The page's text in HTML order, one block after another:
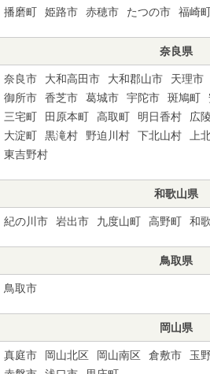
播磨町
姫路市 赤穂市 たつの市 福崎
奈良県
奈良市 大和高田市 大和郡山市 天理市
御所市
香芝市 葛城市 宇陀市 斑鳩町
三宅町
田原本町 高取町 明日香村 広
大淀町
黒滝村 野迫川村 下北山村 上
東吉野村
和歌山県
紀の川市 岩出市 九度山町 高野町 和
鳥取県
鳥取市
岡山県
真庭市 岡山北区 岡山南区 倉敷市 玉